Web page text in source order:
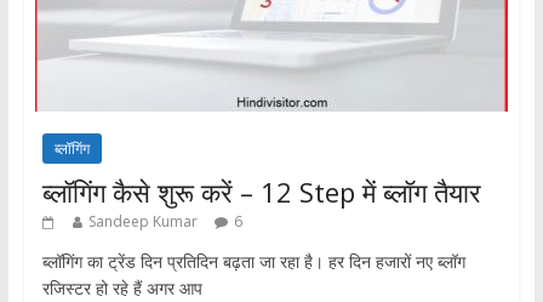
ब्लॉगिंग
ब्लॉगिंग कैसे शुरू करें – 12 Step में ब्लॉग तैयार
Sandeep Kumar 6
ब्लॉगिंग का ट्रेंड दिन प्रतिदिन बढ़ता जा रहा है। हर दिन हजारों नए ब्लॉग
रजिस्टर हो रहे हैं अगर आप